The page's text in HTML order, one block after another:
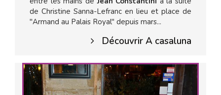
de Christine Sanna-Lefranc en lieu et place de
"Armand au Palais Royal" depuis mars...
Découvrir A casaluna